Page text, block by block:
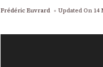
Frédéric Euvrard Updated On 14